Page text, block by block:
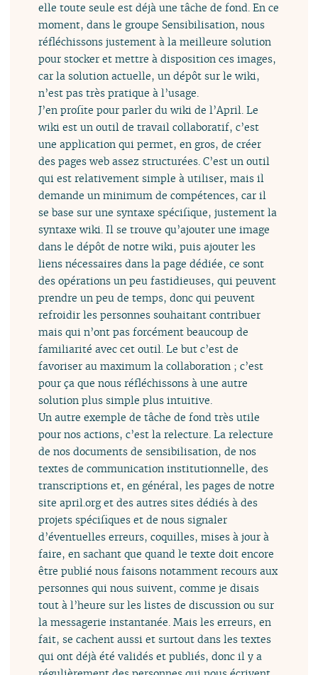
elle toute seule est déjà une tâche de fond. En ce
moment, dans le groupe Sensibilisation, nous
réfléchissons justement à la meilleure solution
pour stocker et mettre à disposition ces images,
car la solution actuelle, un dépôt sur le wiki,
n’est pas très pratique à l’usage.
J’en profite pour parler du wiki de l’April. Le
wiki est un outil de travail collaboratif, c’est
une application qui permet, en gros, de créer
des pages web assez structurées. C’est un outil
qui est relativement simple à utiliser, mais il
demande un minimum de compétences, car il
se base sur une syntaxe spécifique, justement la
syntaxe wiki. Il se trouve qu’ajouter une image
dans le dépôt de notre wiki, puis ajouter les
liens nécessaires dans la page dédiée, ce sont
des opérations un peu fastidieuses, qui peuvent
prendre un peu de temps, donc qui peuvent
refroidir les personnes souhaitant contribuer
mais qui n’ont pas forcément beaucoup de
familiarité avec cet outil. Le but c’est de
favoriser au maximum la collaboration ; c’est
pour ça que nous réfléchissons à une autre
solution plus simple plus intuitive.
Un autre exemple de tâche de fond très utile
pour nos actions, c’est la relecture. La relecture
de nos documents de sensibilisation, de nos
textes de communication institutionnelle, des
transcriptions et, en général, les pages de notre
site april.org et des autres sites dédiés à des
projets spécifiques et de nous signaler
d’éventuelles erreurs, coquilles, mises à jour à
faire, en sachant que quand le texte doit encore
être publié nous faisons notamment recours aux
personnes qui nous suivent, comme je disais
tout à l’heure sur les listes de discussion ou sur
la messagerie instantanée. Mais les erreurs, en
fait, se cachent aussi et surtout dans les textes
qui ont déjà été validés et publiés, donc il y a